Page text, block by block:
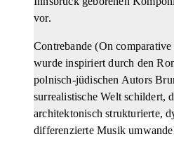
vor.
Contrebande (On
wurde inspiriert durch den
polnisch-jüdischen Autors
surrealistische Welt schildert,
architektonisch strukturierte,
differenzierte Musik